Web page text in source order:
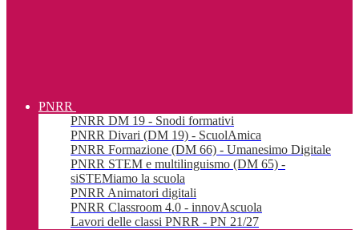
PNRR
PNRR DM 19 - Snodi formativi
PNRR Divari (DM 19) - ScuolAmica
PNRR Formazione (DM 66) - Umanesimo Digitale
PNRR STEM e multilinguismo (DM 65) -
siSTEMiamo la scuola
PNRR Animatori digitali
PNRR Classroom 4.0 - innovAscuola
Lavori delle classi PNRR - PN 21/27